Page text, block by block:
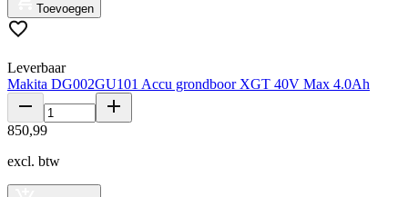
Toevoegen
Leverbaar
Makita DG002GU101 Accu grondboor XGT 40V Max 4.0Ah
850,99
excl. btw